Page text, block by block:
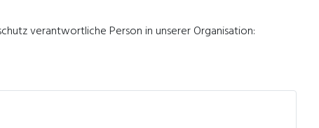
verantwortliche Person in unserer Organisation: